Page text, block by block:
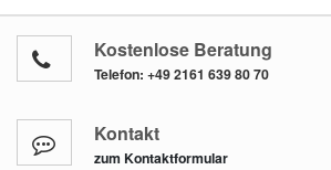
Kostenlose Beratung
Telefon: +49 2161 639 80 70
Kontakt
zum Kontaktformular